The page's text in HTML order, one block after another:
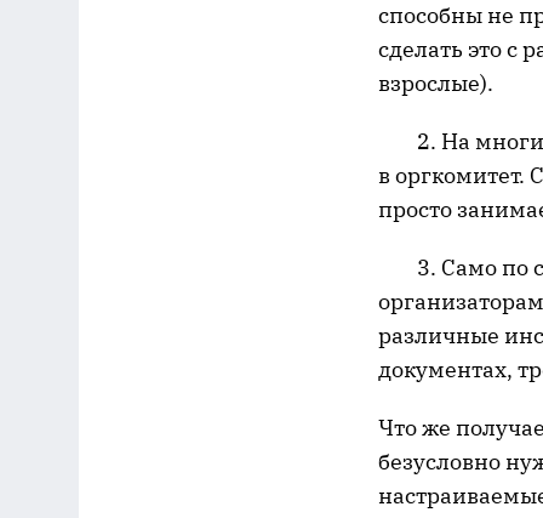
способны не
сделать это с
взрослые).
2. На
в оргкомитет.
просто
3. Само по
различные
документах,
Что же
безусловно